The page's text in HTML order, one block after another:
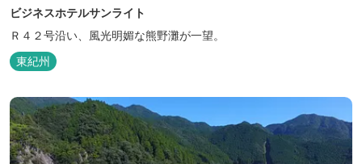
ビジネスホテルサンライト
Ｒ４２号沿い、風光明媚な熊野灘が一望。
東紀州